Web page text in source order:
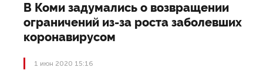
В Коми задумались о возвращении
ограничений из-за роста заболевших
коронавирусом
1 июн 2020 15:16